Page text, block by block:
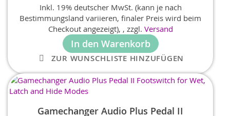
Inkl. 19% deutscher MwSt. (kann je nach
Bestimmungsland variieren, finaler Preis wird beim
Checkout angezeigt), , zzgl. Versand
In den Warenkorb
ZUR WUNSCHLISTE HINZUFÜGEN
Gamechanger Audio Plus Pedal II